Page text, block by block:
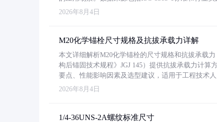
2026年8月4日
M20化学锚栓尺寸规格及抗拔承载力详解
本文详细解析M20化学锚栓的尺寸规格和抗拔承载
构后锚固技术规程》JGJ 145）提供抗拔承载力计算
要点、性能影响因素及选型建议，适用于工程技术人
2026年8月4日
1/4-36UNS-2A螺纹标准尺寸